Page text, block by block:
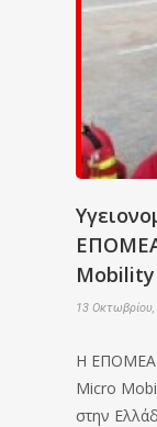
13
Η ΕΠΟΜΕΑ
Micro
στην